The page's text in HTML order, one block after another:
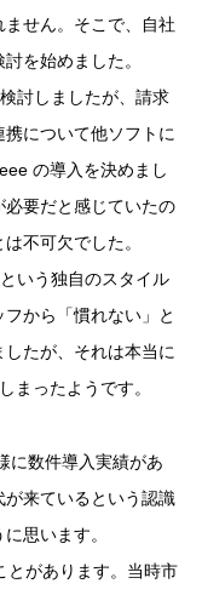
せん。そこで、自社
を始めました。
討しましたが、請求
について他ソフトに
の導入を決めまし
要だと感じていたの
不可欠でした。
いう独自のスタイル
から「慣れない」と
たが、それは本当に
まったようです。
に数件導入実績があ
が来ているという認識
思います。
とがあります。当時市